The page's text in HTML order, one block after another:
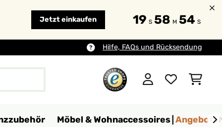
Jetzt einkaufen 19 S 58 M 52 S
Hilfe, FAQs und Rücksendung
Möbel & Wohnaccessoires Angebote